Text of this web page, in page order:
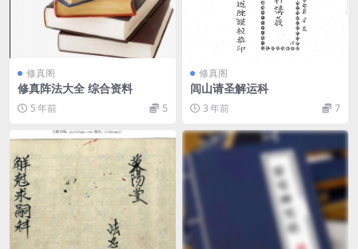
修真阁
修真阵法大全 综合资料
5 年前 5
修真阁
闾山请圣解运科
3 年前 7